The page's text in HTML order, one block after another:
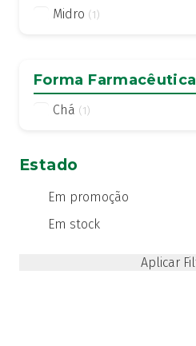
Midro (1)
Forma Farmacêutica
Chá (1)
Estado
Em promoção
Em stock